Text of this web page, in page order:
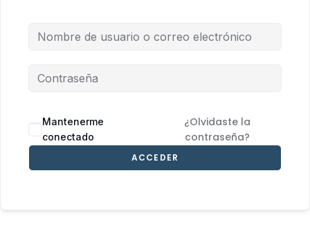
Mantenerme
conectado
¿Olvidaste la
contraseña?
ACCEDER